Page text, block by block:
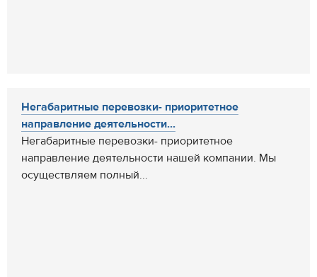
Негабаритные перевозки- приоритетное
направление деятельности...
Негабаритные перевозки- приоритетное
направление деятельности нашей компании. Мы
осуществляем полный...